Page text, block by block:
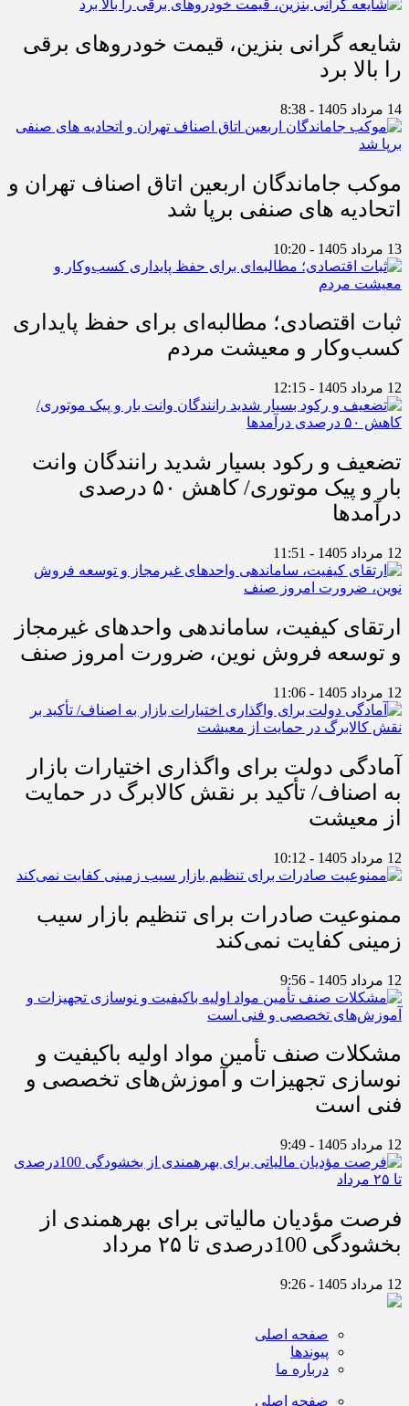
شایعه گرانی بنزین، قیمت خودروهای برقی
را بالا برد
14 مرداد 1405 - 8:38
موکب جاماندگان اربعین اتاق اصناف تهران و
اتحادیه های صنفی برپا شد
13 مرداد 1405 - 10:20
ثبات اقتصادی؛ مطالبه‌ای برای حفظ پایداری
کسب‌وکار و معیشت مردم
12 مرداد 1405 - 12:15
تضعیف و رکود بسیار شدید رانندگان وانت
بار و پیک موتوری/ کاهش ۵۰ درصدی
درآمدها
12 مرداد 1405 - 11:51
ارتقای کیفیت، ساماندهی واحدهای غیرمجاز
و توسعه فروش نوین، ضرورت امروز صنف
12 مرداد 1405 - 11:06
آمادگی دولت برای واگذاری اختیارات بازار
به اصناف/ تأکید بر نقش کالابرگ در حمایت
از معیشت
12 مرداد 1405 - 10:12
ممنوعیت صادرات برای تنظیم بازار سیب
زمینی کفایت نمی‌کند
12 مرداد 1405 - 9:56
مشکلات صنف تأمین مواد اولیه باکیفیت و
نوسازی تجهیزات و آموزش‌های تخصصی و
فنی است
12 مرداد 1405 - 9:49
فرصت مؤدیان مالیاتی برای بهره‎مندی از
بخشودگی 100درصدی تا ۲۵ مرداد
12 مرداد 1405 - 9:26
صفحه اصلی
پیوندها
درباره ما
صفحه اصلی